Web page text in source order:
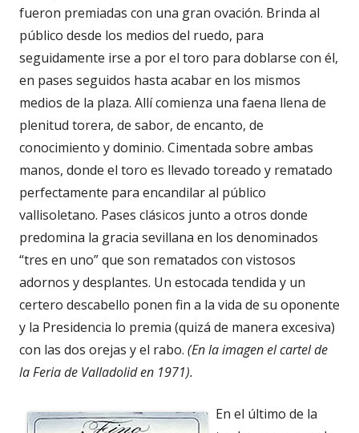
fueron premiadas con una gran ovación. Brinda al
público desde los medios del ruedo, para
seguidamente irse a por el toro para doblarse con él,
en pases seguidos hasta acabar en los mismos
medios de la plaza. Allí comienza una faena llena de
plenitud torera, de sabor, de encanto, de
conocimiento y dominio. Cimentada sobre ambas
manos, donde el toro es llevado toreado y rematado
perfectamente para encandilar al público
vallisoletano. Pases clásicos junto a otros donde
predomina la gracia sevillana en los denominados
“tres en uno” que son rematados con vistosos
adornos y desplantes. Un estocada tendida y un
certero descabello ponen fin a la vida de su oponente
y la Presidencia lo premia (quizá de manera excesiva)
con las dos orejas y el rabo. (En la imagen el cartel de
la Feria de Valladolid en 1971).
En el último de la